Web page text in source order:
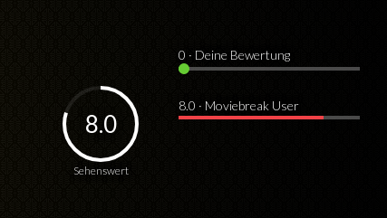
Sehenswert
8.0
0 · Deine Bewertung
8.0 · Moviebreak User